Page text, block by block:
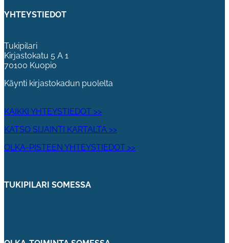
YHTEYSTIEDOT
Tukipilari
Kirjastokatu 5 A 1
70100 Kuopio
Käynti kirjastokadun puolelta
KAIKKI YHTEYSTIEDOT >>
KATSO SIJAINTI KARTALTA >>
OLKA-PISTEEN YHTEYSTIEDOT >>
TUKIPILARI SOMESSA